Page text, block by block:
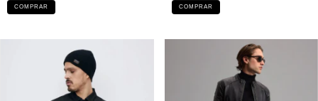
COMPRAR COMPRAR